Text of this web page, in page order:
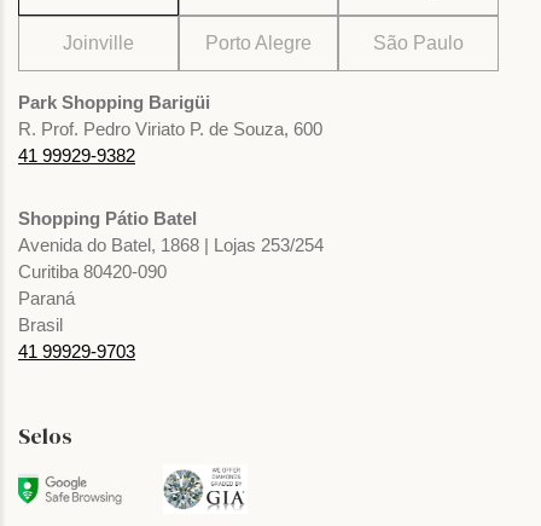
Joinville Porto Alegre São Paulo
Park Shopping Barigüi
R. Prof. Pedro Viriato P. de Souza, 600
41 99929-9382
Shopping Pátio Batel
Avenida do Batel, 1868 | Lojas 253/254
Curitiba 80420-090
Paraná
Brasil
41 99929-9703
Selos